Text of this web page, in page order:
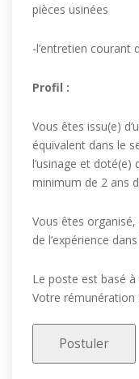
pièces usinées
-l’entretien courant
Profil :
Vous êtes issu(e)
équivalent dans le
l’usinage et doté(e)
minimum de 2 ans
Vous êtes
de l’expérience
Le poste est basé à
Votre rémunération